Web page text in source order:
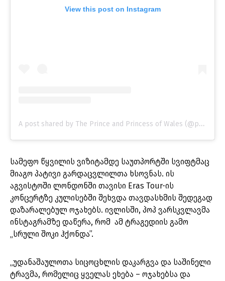
View this post on Instagram
A post shared by The Prince and Princess of Wales (@princeandprincessofwales)
სამეფო წყვილის ვიზიტამდე საუთპორტში სვიფტმაც
მიაგო პატივი გარდაცვლილთა ხსოვნას. ის
აგვისტოში ლონდონში თავისი Eras Tour-ის
კონცერტზე კულისებში შეხვდა თავდასხმის შედეგად
დაზარალებულ ოჯახებს. ივლისში, პოპ ვარსკვლავმა
ინსტაგრამზე დაწერა, რომ ამ ტრაგედიის გამო
„სრული შოკი ჰქონდა”.
„უდანაშაულოთა სიცოცხლის დაკარგვა და საშინელი
ტრავმა, რომელიც ყველას ეხება – ოჯახებსა და